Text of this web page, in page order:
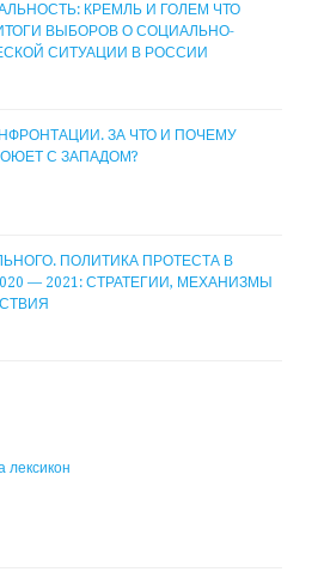
КРЕМЛЬ И ГОЛЕМ ЧТО
ВЫБОРОВ О СОЦИАЛЬНО-
СИТУАЦИИ В РОССИИ
ЗА ЧТО И ПОЧЕМУ
С ЗАПАДОМ?
ПОЛИТИКА ПРОТЕСТА В
— 2021: СТРАТЕГИИ, МЕХАНИЗМЫ
лексикон